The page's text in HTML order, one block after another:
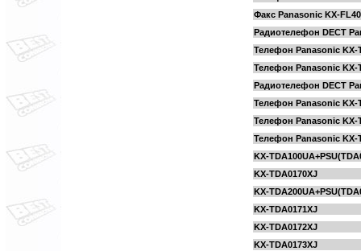
Факс Panasonic KX-
Радиотелефон DECT
Телефон Panasonic KX-
Телефон Panasonic KX-
Радиотелефон DECT
Телефон Panasonic KX-
Телефон Panasonic KX-
Телефон Panasonic KX-
KX-
KX-TDA0170XJ
KX-
KX-TDA0171XJ
KX-TDA0172XJ
KX-TDA0173XJ